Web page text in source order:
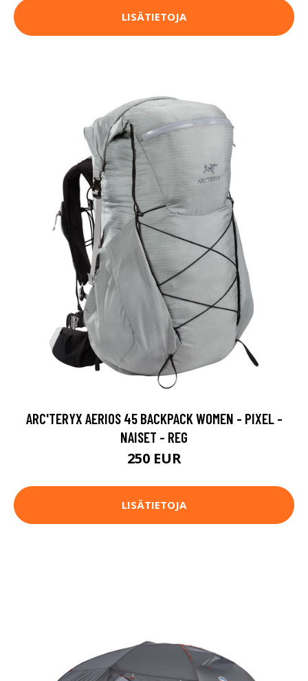
LISÄTIETOJA
ARC'TERYX AERIOS 45 BACKPACK WOMEN - PIXEL -
NAISET - REG
250 EUR
LISÄTIETOJA